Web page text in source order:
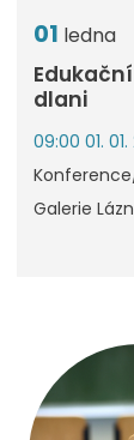
01 ledna
dlani
09:00 01.
Galerie